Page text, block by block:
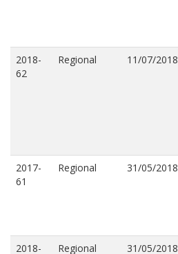
2018-
62
Regional 11/07/2018
2017-
61
Regional 31/05/2018
2018-
Regional 31/05/2018